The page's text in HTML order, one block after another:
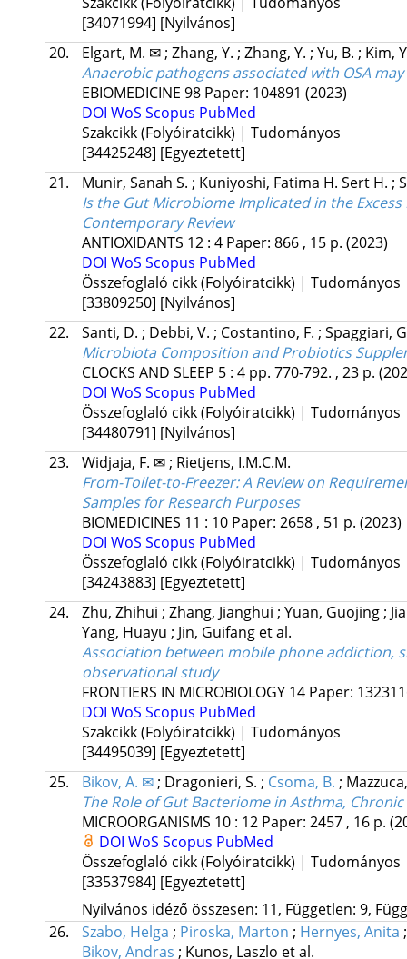
[34071994] [Nyilvános]
20.
Elgart, M. ✉; Zhang, Y. ; Zhang, Y. ; Yu, B. ; Kim,
Anaerobic pathogens associated with OSA
EBIOMEDICINE 98 Paper: 104891 (2023)
DOI WoS Scopus PubMed
Szakcikk (Folyóiratcikk) | Tudományos
[34425248] [Egyeztetett]
21.
Munir, Sanah S. ; Kuniyoshi, Fatima H. Sert H. ;
Is the Gut Microbiome Implicated in the
Contemporary Review
ANTIOXIDANTS 12: 4 Paper: 866 , 15 p. (2023)
DOI WoS Scopus PubMed
Összefoglaló cikk (Folyóiratcikk) | Tudományos
[33809250] [Nyilvános]
22.
Santi, D. ; Debbi, V. ; Costantino, F. ; Spaggiari,
Microbiota Composition and Probiotics
CLOCKS AND SLEEP 5: 4 pp. 770-792. , 23 p.
DOI WoS Scopus PubMed
Összefoglaló cikk (Folyóiratcikk) | Tudományos
[34480791] [Nyilvános]
23.
Widjaja, F. ✉; Rietjens, I.M.C.M.
From-Toilet-to-Freezer: A Review on
Samples for Research Purposes
BIOMEDICINES 11 : 10 Paper: 2658 , 51 p. (2023)
DOI WoS Scopus PubMed
Összefoglaló cikk (Folyóiratcikk) | Tudományos
[34243883] [Egyeztetett]
24.
Zhu, Zhihui ; Zhang, Jianghui ; Yuan, Guojing;
Yang, Huayu ; Jin, Guifang et al.
Association between mobile phone
observational study
FRONTIERS IN MICROBIOLOGY 14 Paper:
DOI WoS Scopus PubMed
Szakcikk (Folyóiratcikk) | Tudományos
[34495039] [Egyeztetett]
25.
Bikov, A. ✉; Dragonieri, S. ; Csoma, B. ;
The Role of Gut Bacteriome in Asthma,
MICROORGANISMS 10: 12 Paper: 2457 , 16 p.
DOI WoS Scopus PubMed
Összefoglaló cikk (Folyóiratcikk) | Tudományos
[33537984] [Egyeztetett]
Nyilvános idéző összesen: 11, Független: 9,
26.
Szabo, Helga ; Piroska, Marton ; Hernyes, Anita
Bikov, Andras ; Kunos, Laszlo et al.